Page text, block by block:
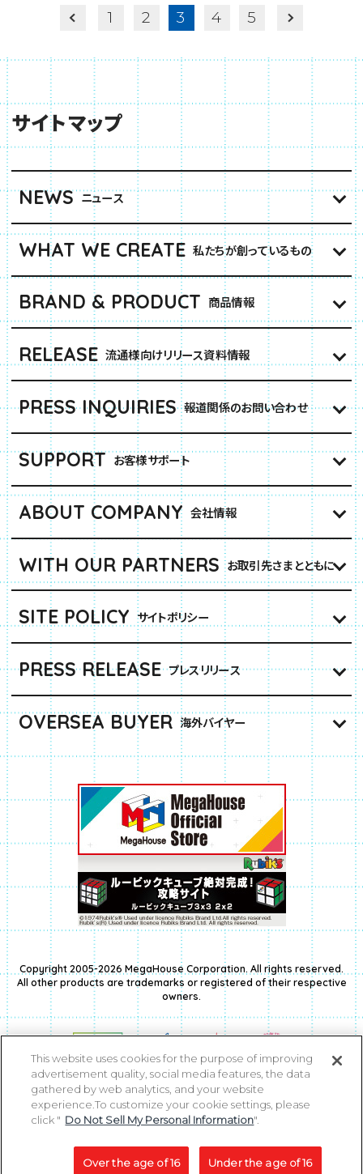
1 2 3 4 5
サイトマップ
NEWS ニュース
WHAT WE CREATE 私たちが創っているもの
BRAND & PRODUCT 商品情報
RELEASE 流通様向けリリース資料情報
PRESS INQUIRIES 報道関係のお問い合わせ
SUPPORT お客様サポート
ABOUT COMPANY 会社情報
WITH OUR PARTNERS お取引先さまとともに
SITE POLICY サイトポリシー
PRESS RELEASE プレスリリース
OVERSEA BUYER 海外バイヤー
Copyright 2005-2026 MegaHouse Corporation. All rights reserved.
All other products are trademarks or registered of their respective
owners.
This website uses cookies for the purpose of improving
advertisement quality, social media features, the data
gathered by web analytics, and your website
experience.To customize your cookie settings, please
click " Do Not Sell My Personal Information".
Under the age of 16
Over the age of 16